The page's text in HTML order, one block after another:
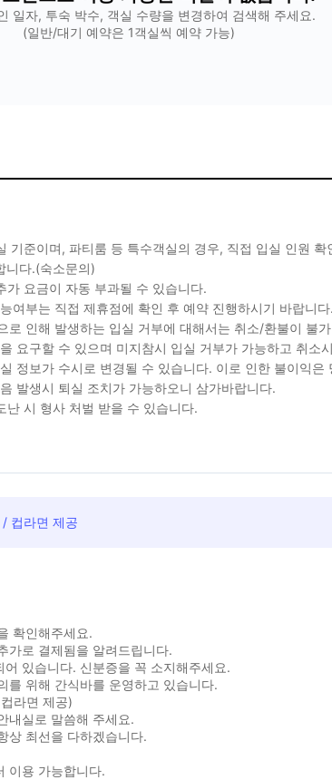
일자, 투숙 박수, 객실 수량을 변경하여 검색해 주세요.
(일반/대기 예약은 1객실씩 예약 가능)
기준이며, 파티룸 등 특수객실의 경우, 직접 입실 인원 확
니다.(숙소문의)
가 요금이 자동 부과될 수 있습니다.
여부는 직접 제휴점에 확인 후 예약 진행하시기 바랍니다.
로 인해 발생하는 입실 거부에 대해서는 취소/환불이 불
요구할 수 있으며 미지참시 입실 거부가 가능하고 취소
정보가 수시로 변경될 수 있습니다. 이로 인한 불이익은
발생시 퇴실 조치가 가능하오니 삼가바랍니다.
난 시 형사 처벌 받을 수 있습니다.
컵라면 제공
확인해주세요.
가로 결제됨을 알려드립니다.
어 있습니다. 신분증을 꼭 소지해주세요.
를 위해 간식바를 운영하고 있습니다.
라면 제공)
내실로 말씀해 주세요.
상 최선을 다하겠습니다.
이용 가능합니다.